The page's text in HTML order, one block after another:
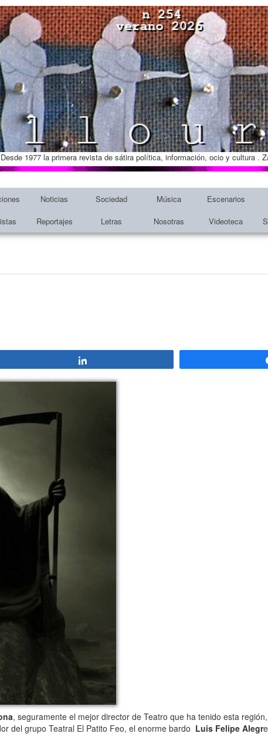
1977 la primera revista de sátira política, información, ocio y cultura .
Noticias Sociedad Música Escenarios
Reportajes Letras Nosotras Videoteca
, seguramente el mejor director de Teatro que ha tenido esta
del grupo Teatral El Patito Feo, el enorme bardo Luis Felipe Alegr